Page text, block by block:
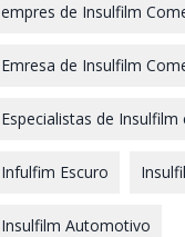
empres de Insulfilm
Emresa de Insulfilm
Especialistas de
Infulfim Escuro
Insulfilm Automotivo